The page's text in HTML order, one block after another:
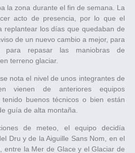
la zona durante el fin de semana. La
acto de presencia, por lo que el
replantear los días que quedaban de
de un nuevo cambio a mejor, para
repasar las maniobras de
terreno glaciar.
nota el nivel de unos integrantes de
vienen de anteriores equipos
buenos técnicos o bien están
guía de alta montaña.
de meteo, el equipo decidía
Dru y de la Aiguille Sans Nom, en el
entre la Mer de Glace y el Glaciar de